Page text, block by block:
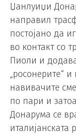
Џанлуиџи
направил
постојано да
во контакт со
Пиоли и
„росонерите“
навивачите
по пари и
Донарума се
италијанската